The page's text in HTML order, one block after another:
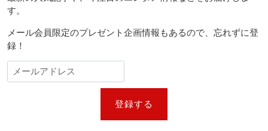
す。
メール会員限定のプレゼント企画情報もあるので、忘れずに登
録！
登録する